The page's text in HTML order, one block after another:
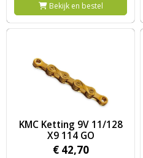
Bekijk en bestel
KMC Ketting 9V 11/128
X9 114 GO
€ 42,70